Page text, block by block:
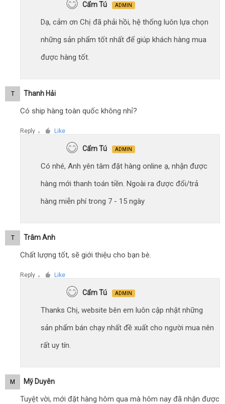
Cẩm Tú ADMIN
Dạ, cảm ơn Chị đã phải hồi, hệ thống luôn lựa chọn
những sản phẩm tốt nhất để giúp khách hàng mua
được hàng tốt.
T Thanh Hải
Có ship hàng toàn quốc không nhỉ?
Reply ● Like
Cẩm Tú ADMIN
Có nhé, Anh yên tâm đặt hàng online ạ, nhận được
hàng mới thanh toán tiền. Ngoài ra được đổi/trả
hàng miễn phí trong 7 - 15 ngày
T Trâm Anh
Chất lượng tốt, sẽ giới thiệu cho bạn bè.
Reply ● Like
Cẩm Tú ADMIN
Thanks Chị, website bên em luôn cập nhật những
sản phẩm bán chạy nhất đề xuất cho người mua nên
rất uy tín.
M Mỹ Duyên
Tuyệt vời, mới đặt hàng hôm qua mà hôm nay đã nhận được